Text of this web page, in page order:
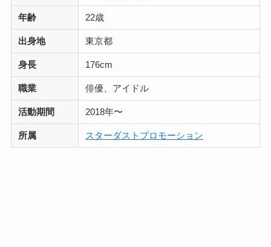
年齢 22歳
出身地 東京都
身長 176cm
職業 俳優、アイドル
活動期間 2018年〜
所属 スターダストプロモーション